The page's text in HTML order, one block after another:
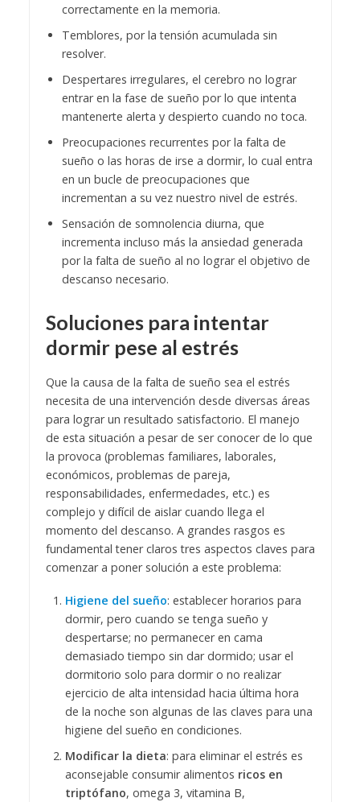
correctamente en la memoria.
Temblores, por la tensión acumulada sin
resolver.
Despertares irregulares, el cerebro no lograr
entrar en la fase de sueño por lo que intenta
mantenerte alerta y despierto cuando no toca.
Preocupaciones recurrentes por la falta de
sueño o las horas de irse a dormir, lo cual entra
en un bucle de preocupaciones que
incrementan a su vez nuestro nivel de estrés.
Sensación de somnolencia diurna, que
incrementa incluso más la ansiedad generada
por la falta de sueño al no lograr el objetivo de
descanso necesario.
Soluciones para intentar
dormir pese al estrés
Que la causa de la falta de sueño sea el estrés
necesita de una intervención desde diversas áreas
para lograr un resultado satisfactorio. El manejo
de esta situación a pesar de ser conocer de lo que
la provoca (problemas familiares, laborales,
económicos, problemas de pareja,
responsabilidades, enfermedades, etc.) es
complejo y difícil de aislar cuando llega el
momento del descanso. A grandes rasgos es
fundamental tener claros tres aspectos claves para
comenzar a poner solución a este problema:
Higiene del sueño: establecer horarios para
dormir, pero cuando se tenga sueño y
despertarse; no permanecer en cama
demasiado tiempo sin dar dormido; usar el
dormitorio solo para dormir o no realizar
ejercicio de alta intensidad hacia última hora
de la noche son algunas de las claves para una
higiene del sueño en condiciones.
Modificar la dieta: para eliminar el estrés es
aconsejable consumir alimentos ricos en
triptófano, omega 3, vitamina B,